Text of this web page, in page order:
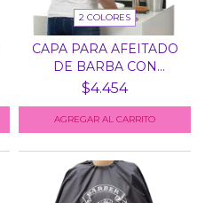
2 COLORES
CAPA PARA AFEITADO
DE BARBA CON
SOPAPAS/...
$4.454
AGREGAR AL CARRITO